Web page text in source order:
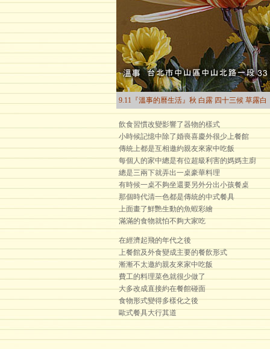
9.11『溫事的曆生活』秋 白露 四十三候 草露白
飲食習慣改變影響了器物的樣式
小時候記憶中除了婚喪喜慶外很少上餐館
傳統上都是互相邀約親友來家中吃飯
每個人的家中總是有位超級利害的媽媽主廚
總是三兩下就弄出一桌豪華料理
有時候一桌不夠坐還要另外分出小孩餐桌
那個時代清一色都是傳統的中式餐具
上面畫了鮮艷生動的魚蝦彩繪
滿滿的食物就怕不夠大家吃
在經濟起飛的年代之後
上餐館及外食變成主要的餐飲形式
漸漸不太邀約親友來家中吃飯
費工的料理菜色就很少做了
大多改成直接約在餐館碰面
食物形式變得多樣化之後
歐式餐具大行其道